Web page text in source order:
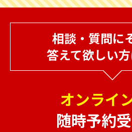
相談・質問に
答えて欲しい
オンライ
随時予約